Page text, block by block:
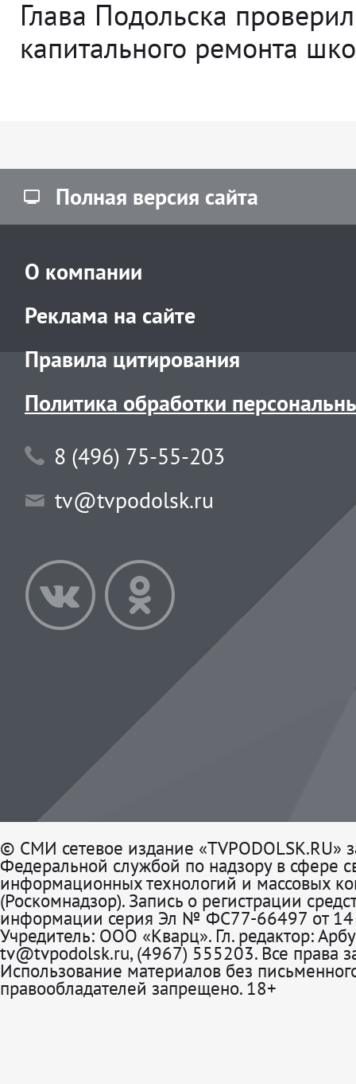
Глава Подольска
капитального ремонта
Полная версия сайта
О компании
Реклама на сайте
Правила цитирования
Политика обработки
8 (496) 75-55-203
tv@tvpodolsk.ru
© СМИ сетевое издание «TVPODOLSK.RU»
Федеральной службой по надзору в сфере
информационных технологий и массовых
(Роскомнадзор). Запись о регистрации
информации серия Эл № ФС77-66497 от 14
Учредитель: ООО «Кварц». Гл. редактор:
tv@tvpodolsk.ru, (4967) 555203. Все права
Использование материалов без
правообладателей запрещено. 18+